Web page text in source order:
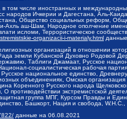
том числе иностранных и
Ичкерии и Дагестана, Аль-
Общество социальных реформ,
Ахль аш-Шам, Народное ополчение
исломи, Террористическое
organizacii-i-materialy.html
организаций в отношении
земли Кубанской Духовно Родовой
Таблиги Джамаат, Русское
социалистическая рабочая
национальное единство,
объединениях, Омская
Коренного Русского народа
О противодействии экстремистской
группа МПГ, Курсом Правды и
Башкорт, Нация и свобода,
данные на 06.08.2021